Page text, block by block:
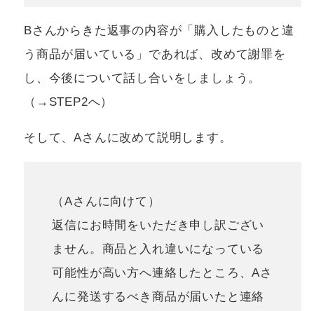
Bさんからきた返事の内容が「購入したものと違
う商品が届いている」であれば、改めて謝罪を
し、今後について話し合いをしましょう。
（→STEP2へ）
そして、Aさんに改めて説明します。
（Aさんに向けて）
返信にお時間をいただき申し訳ござい
ません。商品と入れ違いになっている
可能性が高い方へ連絡したところ、Aさ
んに発送するべき商品が届いたと連絡